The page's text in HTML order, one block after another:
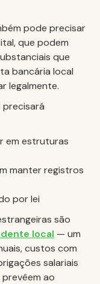
pode precisar
que podem
que
bancária local
legalmente.
precisará
em estruturas
manter registros
por lei
são
local — um
custos com
salariais
ao